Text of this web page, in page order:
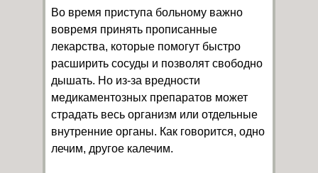
Во время приступа больному важно
вовремя принять прописанные
лекарства, которые помогут быстро
расширить сосуды и позволят свободно
дышать. Но из-за вредности
медикаментозных препаратов может
страдать весь организм или отдельные
внутренние органы. Как говорится, одно
лечим, другое калечим.